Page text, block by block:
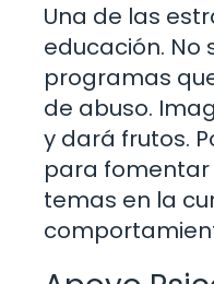
Una de las
educación. No
programas
de abuso.
y dará frutos.
para fomentar
temas en la